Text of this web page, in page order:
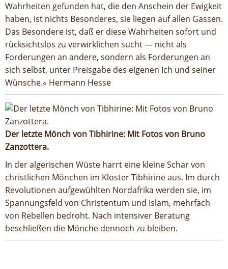
Wahrheiten gefunden hat, die den Anschein der Ewigkeit
haben, ist nichts Besonderes, sie liegen auf allen Gassen.
Das Besondere ist, daß er diese Wahrheiten sofort und
rücksichtslos zu verwirklichen sucht — nicht als
Forderungen an andere, sondern als Forderungen an
sich selbst, unter Preisgabe des eigenen Ich und seiner
Wünsche.« Hermann Hesse
Der letzte Mönch von Tibhirine: Mit Fotos von Bruno
Zanzottera.
In der algerischen Wüste harrt eine kleine Schar von
christlichen Mönchen im Kloster Tibhirine aus. Im durch
Revolutionen aufgewühlten Nordafrika werden sie, im
Spannungsfeld von Christentum und Islam, mehrfach
von Rebellen bedroht. Nach intensiver Beratung
beschließen die Mönche dennoch zu bleiben.